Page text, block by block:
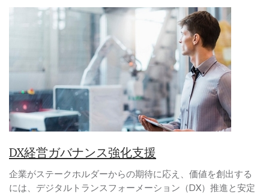
DX経営ガバナンス強化支援
企業がステークホルダーからの期待に応え、価値を創出する
には、デジタルトランスフォーメーション（DX）推進と安定